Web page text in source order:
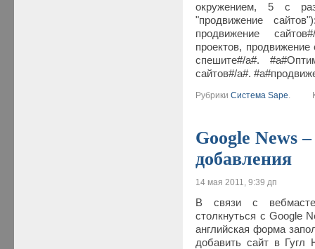
окружением, 5 с
"продвижение
продвижение
проектов, продвижение
спешите#/a#.
сайтов#/a#.
РубрикиСистема Sape
Google News
добавления
14 мая 2011, 9:39 дп
В связи с
столкнуться с Google
английская форма
добавить сайт в